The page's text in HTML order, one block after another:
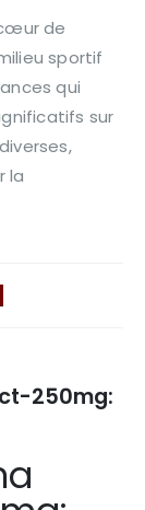
de
sportif
qui
sur
la
250mg: